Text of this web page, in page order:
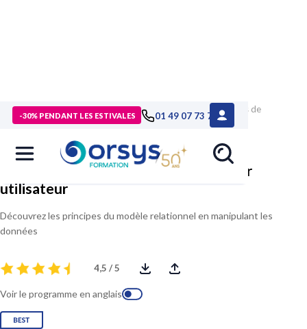
-30% PENDANT LES ESTIVALES 01 49 07 73 73
> Formations>Technologies numériques
Formation Bases de
données et langage SQL pour utilisateur
Bases de données et langage SQL pour
utilisateur
Découvrez les principes du modèle relationnel en manipulant les
données
4,5 / 5
Voir le programme en anglais